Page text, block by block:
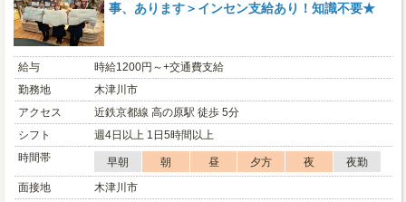
事、あります＞インセン支給あり！知識不要★
給与
時給1200円～+交通費支給
勤務地
木津川市
アクセス
近鉄京都線 高の原駅 徒歩 5分
シフト
週4日以上 1日5時間以上
時間帯
早朝 朝 昼 夕方 夜
夜勤
面接地
木津川市